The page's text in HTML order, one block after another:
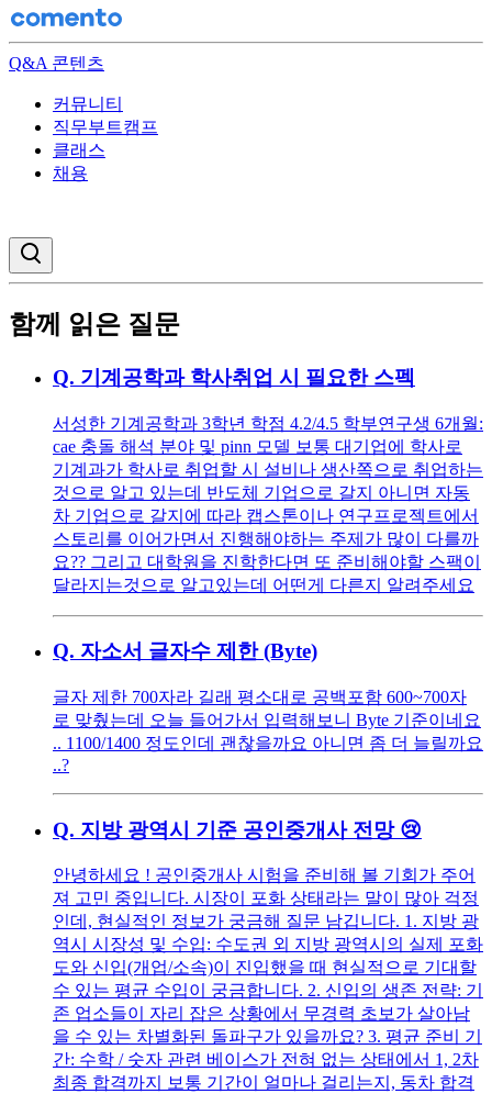
Q&A 콘텐츠
커뮤니티
직무부트캠프
클래스
채용
함께 읽은 질문
Q. 기계공학과 학사취업 시 필요한 스펙
서성한 기계공학과 3학년 학점 4.2/4.5 학부연구생 6개월:
cae 충돌 해석 분야 및 pinn 모델 보통 대기업에 학사로
기계과가 학사로 취업할 시 설비나 생산쪽으로 취업하는
것으로 알고 있는데 반도체 기업으로 갈지 아니면 자동
차 기업으로 갈지에 따라 캡스톤이나 연구프로젝트에서
스토리를 이어가면서 진행해야하는 주제가 많이 다를까
요?? 그리고 대학원을 진학한다면 또 준비해야할 스팩이
달라지는것으로 알고있는데 어떤게 다른지 알려주세요
Q. 자소서 글자수 제한 (Byte)
글자 제한 700자라 길래 평소대로 공백포함 600~700자
로 맞췄는데 오늘 들어가서 입력해보니 Byte 기준이네요
.. 1100/1400 정도인데 괜찮을까요 아니면 좀 더 늘릴까요
..?
Q. 지방 광역시 기준 공인중개사 전망 😢
안녕하세요 ! 공인중개사 시험을 준비해 볼 기회가 주어
져 고민 중입니다. 시장이 포화 상태라는 말이 많아 걱정
인데, 현실적인 정보가 궁금해 질문 남깁니다. 1. 지방 광
역시 시장성 및 수입: 수도권 외 지방 광역시의 실제 포화
도와 신입(개업/소속)이 진입했을 때 현실적으로 기대할
수 있는 평균 수입이 궁금합니다. 2. 신입의 생존 전략: 기
존 업소들이 자리 잡은 상황에서 무경력 초보가 살아남
을 수 있는 차별화된 돌파구가 있을까요? 3. 평균 준비 기
간: 수학 / 숫자 관련 베이스가 전혀 없는 상태에서 1, 2차
최종 합격까지 보통 기간이 얼마나 걸리는지, 동차 합격